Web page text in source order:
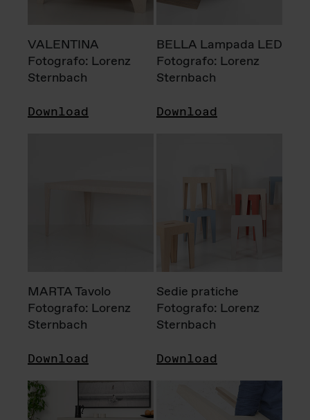
VALENTINA
Fotografo: Lorenz
Sternbach
Download
BELLA Lampada LED
Fotografo: Lorenz
Sternbach
Download
MARTA Tavolo
Fotografo: Lorenz
Sternbach
Download
Sedie pratiche
Fotografo: Lorenz
Sternbach
Download